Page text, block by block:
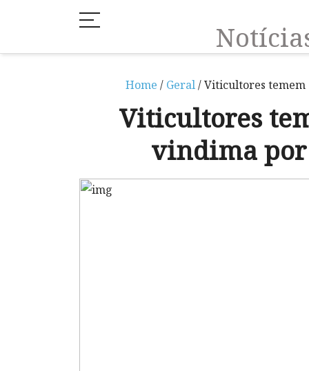
Home / Geral/ Viticultores temem
Viticultores
vindima por